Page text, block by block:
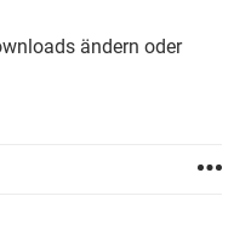
ändern oder